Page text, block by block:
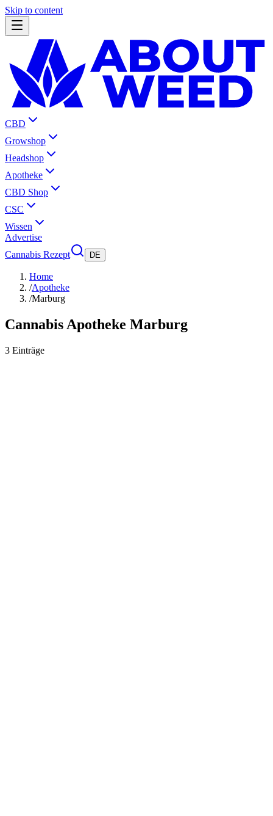
Skip to content
CBD
Growshop
Headshop
Apotheke
CBD Shop
CSC
Wissen
Advertise
Cannabis Rezept
DE
Home
/Apotheke
/Marburg
Cannabis Apotheke Marburg
3 Einträge